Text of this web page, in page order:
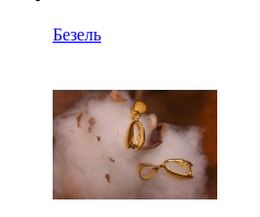
Безель